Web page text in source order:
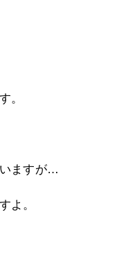
。
ますが…
よ。